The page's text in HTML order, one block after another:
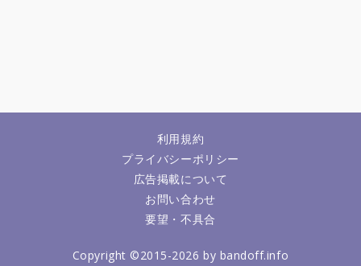
利用規約
プライバシーポリシー
広告掲載について
お問い合わせ
要望・不具合
Copyright ©2015-2026 by bandoff.info